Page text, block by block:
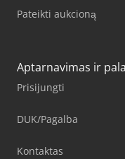
Pateikti aukcioną
Aptarnavimas ir
Prisijungti
DUK/Pagalba
Kontaktas